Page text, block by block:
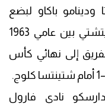
ودينامو باكاو لبضع
سنوات، تولى تدريب نادي أرجش بيتشتي بين عامي 1963
إلى نهائي كأس
درب ماردارسكو نادي فارول